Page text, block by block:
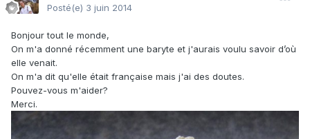
Posté(e) 3 juin 2014
Bonjour tout le monde,
On m'a donné récemment une baryte et j'aurais voulu savoir d’où
elle venait.
On m'a dit qu'elle était française mais j'ai des doutes.
Pouvez-vous m'aider?
Merci.